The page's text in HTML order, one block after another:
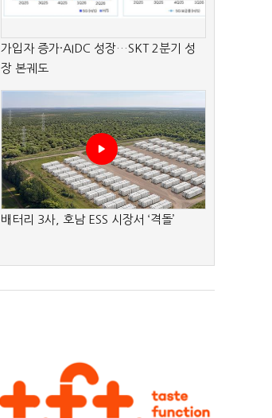
가입자 증가·AIDC 성장…SKT 2분기 성
장 본궤도
배터리 3사, 호남 ESS 시장서 ‘격돌’